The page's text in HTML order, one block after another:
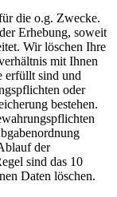
die o.g. Zwecke.
Erhebung, soweit
Wir löschen Ihre
mit Ihnen
erfüllt sind und
oder
bestehen.
der
sind das 10
Daten löschen.